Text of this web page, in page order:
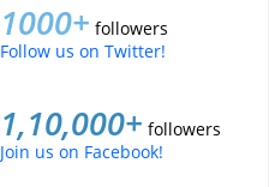
1000+ followers
Follow us on Twitter!
1,10,000+ followers
Join us on Facebook!